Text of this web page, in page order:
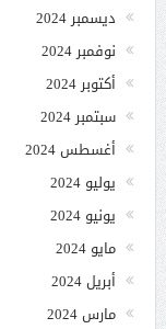
ديسمبر 2024
نوفمبر 2024
أكتوبر 2024
سبتمبر 2024
أغسطس 2024
يوليو 2024
يونيو 2024
مايو 2024
أبريل 2024
مارس 2024